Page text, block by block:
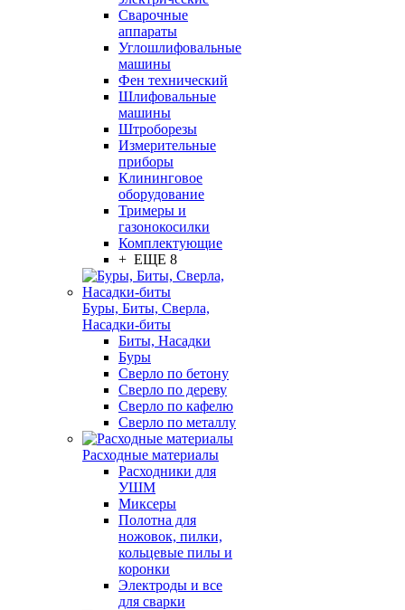
Сварочные
аппараты
Углошлифовальные
машины
Фен технический
Шлифовальные
машины
Штроборезы
Измерительные
приборы
Клининговое
оборудование
Тримеры и
газонокосилки
Комплектующие
+ ЕЩЕ 8
Буры, Биты, Сверла,
Насадки-биты
Биты, Насадки
Буры
Сверло по бетону
Сверло по дереву
Сверло по кафелю
Сверло по металлу
Расходные материалы
Расходники для
УШМ
Миксеры
Полотна для
ножовок, пилки,
кольцевые пилы и
коронки
Электроды и все
для сварки